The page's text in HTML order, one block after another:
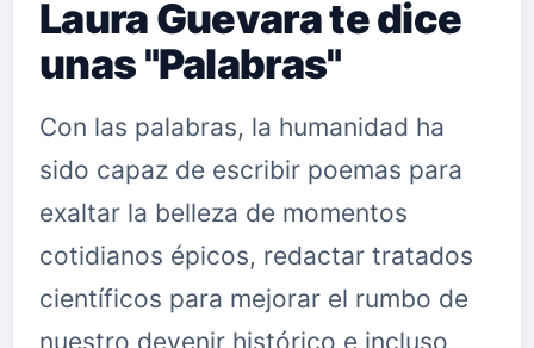
Laura Guevara te dice
unas "Palabras"
Con las palabras, la humanidad ha
sido capaz de escribir poemas para
exaltar la belleza de momentos
cotidianos épicos, redactar tratados
científicos para mejorar el rumbo de
nuestro devenir histórico e incluso,